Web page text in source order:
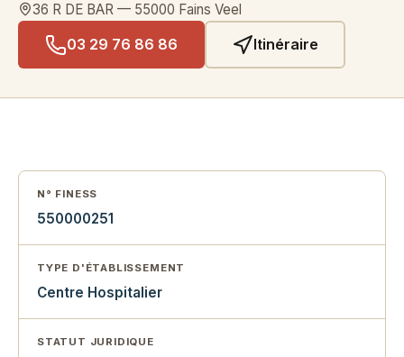
36 R DE BAR — 55000 Fains Veel
03 29 76 86 86 Itinéraire
N° FINESS
550000251
TYPE D'ÉTABLISSEMENT
Centre Hospitalier
STATUT JURIDIQUE